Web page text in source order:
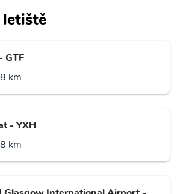
GTF
km
- YXH
km